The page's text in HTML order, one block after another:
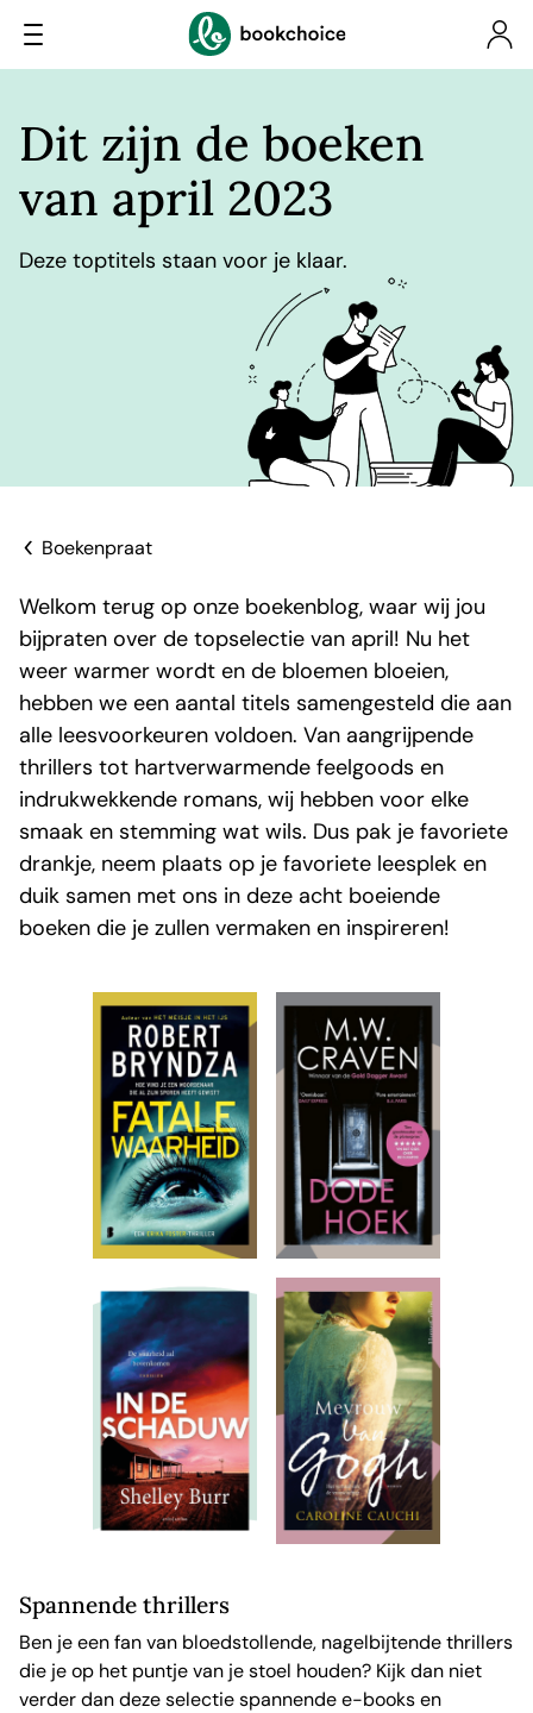
Dit zijn de boeken
van april 2023
Deze toptitels staan voor je klaar.
Boekenpraat
Welkom terug op onze boekenblog, waar wij jou
bijpraten over de topselectie van april! Nu het
weer warmer wordt en de bloemen bloeien,
hebben we een aantal titels samengesteld die aan
alle leesvoorkeuren voldoen. Van aangrijpende
thrillers tot hartverwarmende feelgoods en
indrukwekkende romans, wij hebben voor elke
smaak en stemming wat wils. Dus pak je favoriete
drankje, neem plaats op je favoriete leesplek en
duik samen met ons in deze acht boeiende
boeken die je zullen vermaken en inspireren!
Spannende thrillers
Ben je een fan van bloedstollende, nagelbijtende thrillers
die je op het puntje van je stoel houden? Kijk dan niet
verder dan deze selectie spannende e-books en